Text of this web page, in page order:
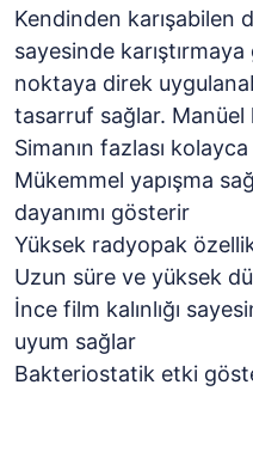
Kendinden karışabilen
sayesinde
noktaya direk
tasarruf sağlar. Manüel
Simanın fazlası
Mükemmel yapışma
dayanımı gösterir
Yüksek radyopak
Uzun süre ve yüksek
İnce film kalınlığı
uyum sağlar
Bakteriostatik etki